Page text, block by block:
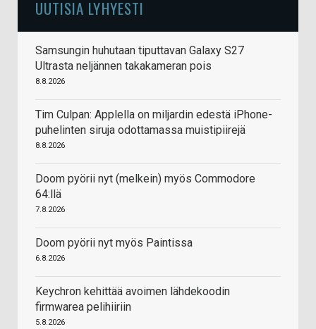
UUTISIA LYHYESTI
Samsungin huhutaan tiputtavan Galaxy S27
Ultrasta neljännen takakameran pois
8.8.2026
Tim Culpan: Applella on miljardin edestä iPhone-
puhelinten siruja odottamassa muistipiirejä
8.8.2026
Doom pyörii nyt (melkein) myös Commodore
64:llä
7.8.2026
Doom pyörii nyt myös Paintissa
6.8.2026
Keychron kehittää avoimen lähdekoodin
firmwarea pelihiiriin
5.8.2026